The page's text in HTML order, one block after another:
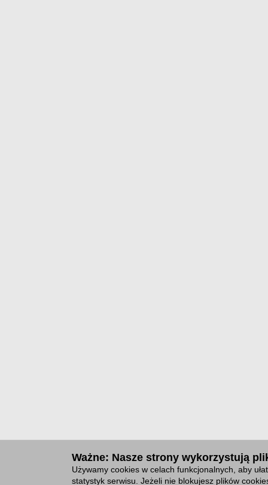
Ważne: Nasze strony wykorzystują
Używamy cookies w celach funkcjonalnych, aby
statystyk serwisu. Jeżeli nie blokujesz plików